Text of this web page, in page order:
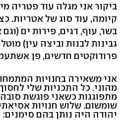
ביקור אני מגלה עוד פטריה
קיומה, עוד סוג של אטריות.
בשר, עוף, דגים, פירות ים
גבינות לבנות וביצה עין)
פרודוקטים חדשים, פן
אני משאירה בחנויות
מהוני. כל התכניות שלי
מתפוגגות כשאני פוגשת
שומשום. שלוש חנויות
יהודה היה נותן בהם סימנים: